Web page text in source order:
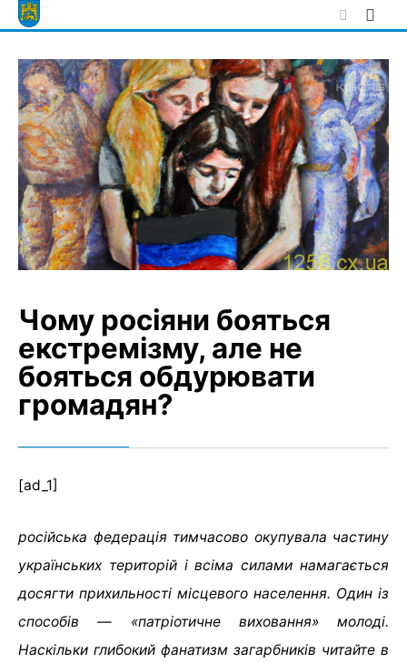
Skip
to
Чому росіяни бояться
екстремізму, але не
бояться обдурювати
громадян?
[ad_1]
російська федерація тимчасово окупувала частину
українських територій і всіма силами намагається
досягти прихильності місцевого населення. Один із
способів — «патріотичне виховання» молоді.
Наскільки глибокий фанатизм загарбників читайте в